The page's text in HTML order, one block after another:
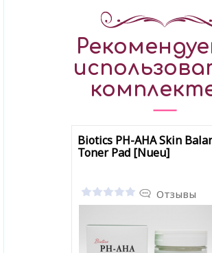
Biotics PH-AHA Skin
Toner Pad [Nueu]
Отзывы